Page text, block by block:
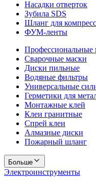
Насадки отверток
Зубила SDS
Шланг для
ФУМ-ленты
Сварочные маски
Диски пильные
Водяные фильтры
Универсальные
Герметики для
Монтажные клей
Клеи гранитные
Спрей клеи
Алмазные диски
Пожарный шланг
Больше
Электроинструменты